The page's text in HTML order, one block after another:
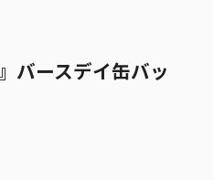
バースデイ缶バッ